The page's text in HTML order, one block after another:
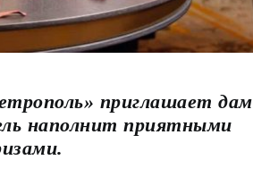
приглашает дам
наполнит приятными